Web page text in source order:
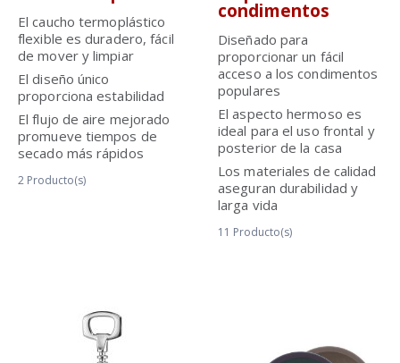
El caucho termoplástico
flexible es duradero, fácil
de mover y limpiar
El diseño único
proporciona estabilidad
El flujo de aire mejorado
promueve tiempos de
secado más rápidos
2 Producto(s)
condimentos
Diseñado para
proporcionar un fácil
acceso a los condimentos
populares
El aspecto hermoso es
ideal para el uso frontal y
posterior de la casa
Los materiales de calidad
aseguran durabilidad y
larga vida
11 Producto(s)